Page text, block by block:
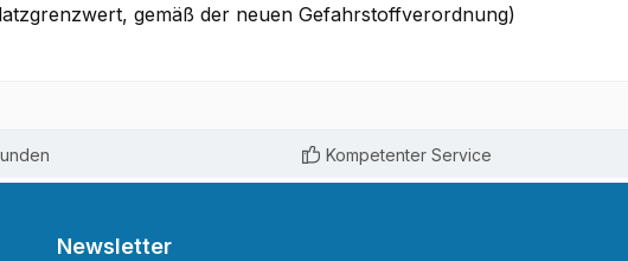
gemäß der neuen Gefahrstoffverordnung)
Kompetenter Service
Newsletter